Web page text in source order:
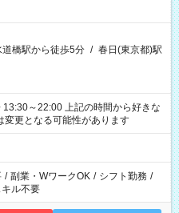
道橋駅から徒歩5分 / 春日(東京都)駅
記の時間から好きな
更となる可能性があります
/ 副業・WワークOK / シフト勤務 /
ル不要